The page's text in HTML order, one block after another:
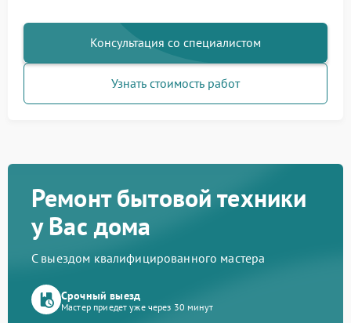
Консультация со специалистом
Узнать стоимость работ
Ремонт бытовой техники
у Вас дома
С выездом квалифицированного мастера
Срочный выезд
Мастер приедет уже через 30 минут